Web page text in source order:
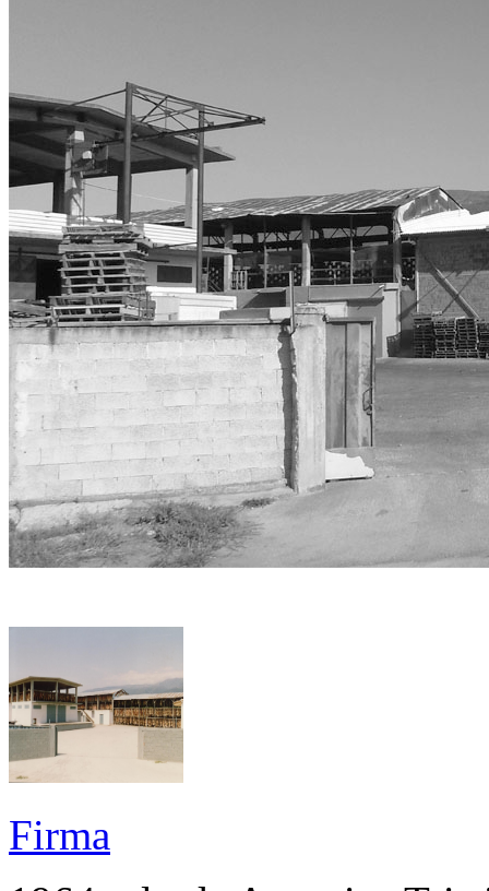
Firma